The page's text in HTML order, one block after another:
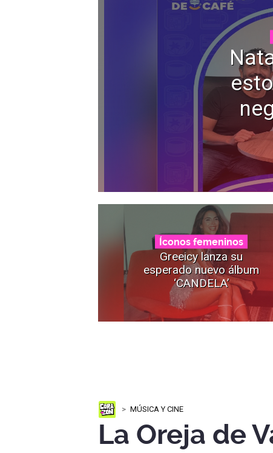
Íconos femeninos
Greeicy lanza su
esperado nuevo álbum
‘CANDELA’
MÚSICA Y CINE
La Oreja de